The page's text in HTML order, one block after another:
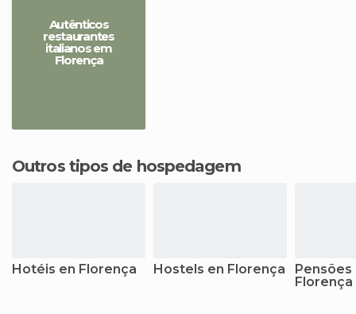
Autênticos
restaurantes
italianos em
Florença
Outros tipos de hospedagem
Hotéis en Florença Hostels en Florença
Pensões
Florença